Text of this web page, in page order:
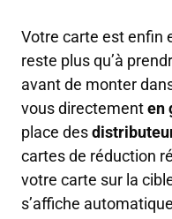
Votre carte est enfin
reste plus qu’à
avant de monter
vous directementen
place des
cartes de réduction
votre carte sur la
s’affiche